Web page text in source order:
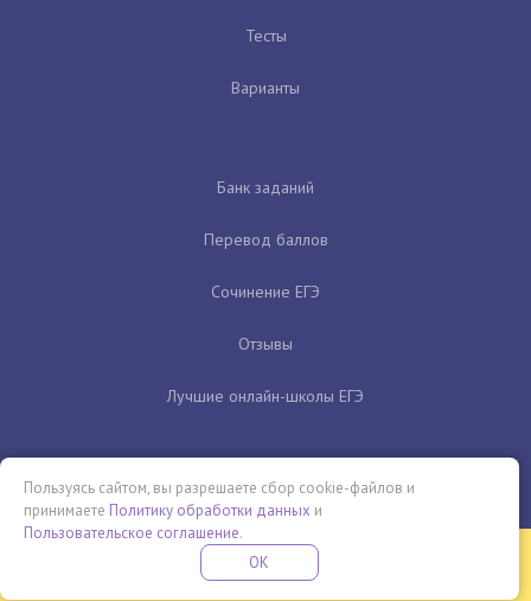
Тесты
Варианты
Банк заданий
Перевод баллов
Сочинение ЕГЭ
Отзывы
Лучшие онлайн-школы ЕГЭ
Бесплатная летняя школа
ПРОВЕДИ ЭТО ЛЕТО С ПОЛЬЗОЙ
Пользуясь сайтом, вы разрешаете сбор cookie-файлов и
принимаете Политику обработки данных и
Пользовательское соглашение.
OK